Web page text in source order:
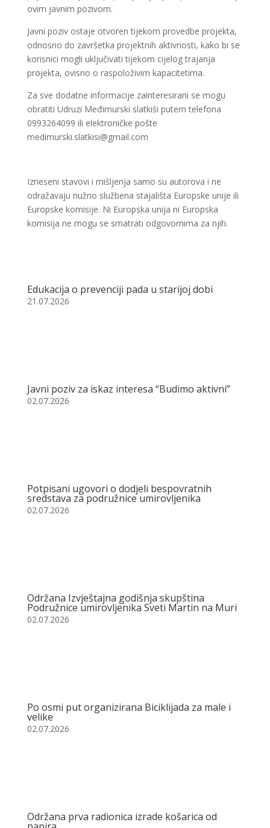
ovim javnim pozivom.
Javni poziv ostaje otvoren tijekom provedbe projekta,
odnosno do završetka projektnih aktivnosti, kako bi se
korisnici mogli uključivati tijekom cijelog trajanja
projekta, ovisno o raspoloživim kapacitetima.
Za sve dodatne informacije zainteresirani se mogu
obratiti Udruzi Međimurski slatkiši putem telefona
0993264099 ili elektroničke pošte
medimurski.slatkisi@gmail.com
Izneseni stavovi i mišljenja samo su autorova i ne
odražavaju nužno službena stajališta Europske unije ili
Europske komisije. Ni Europska unija ni Europska
komisija ne mogu se smatrati odgovornima za njih.
Edukacija o prevenciji pada u starijoj dobi
21.07.2026
Javni poziv za iskaz interesa “Budimo aktivni”
02.07.2026
Potpisani ugovori o dodjeli bespovratnih
sredstava za podružnice umirovljenika
02.07.2026
Održana Izvještajna godišnja skupština
Podružnice umirovljenika Sveti Martin na Muri
02.07.2026
Po osmi put organizirana Biciklijada za male i
velike
02.07.2026
Održana prva radionica izrade košarica od